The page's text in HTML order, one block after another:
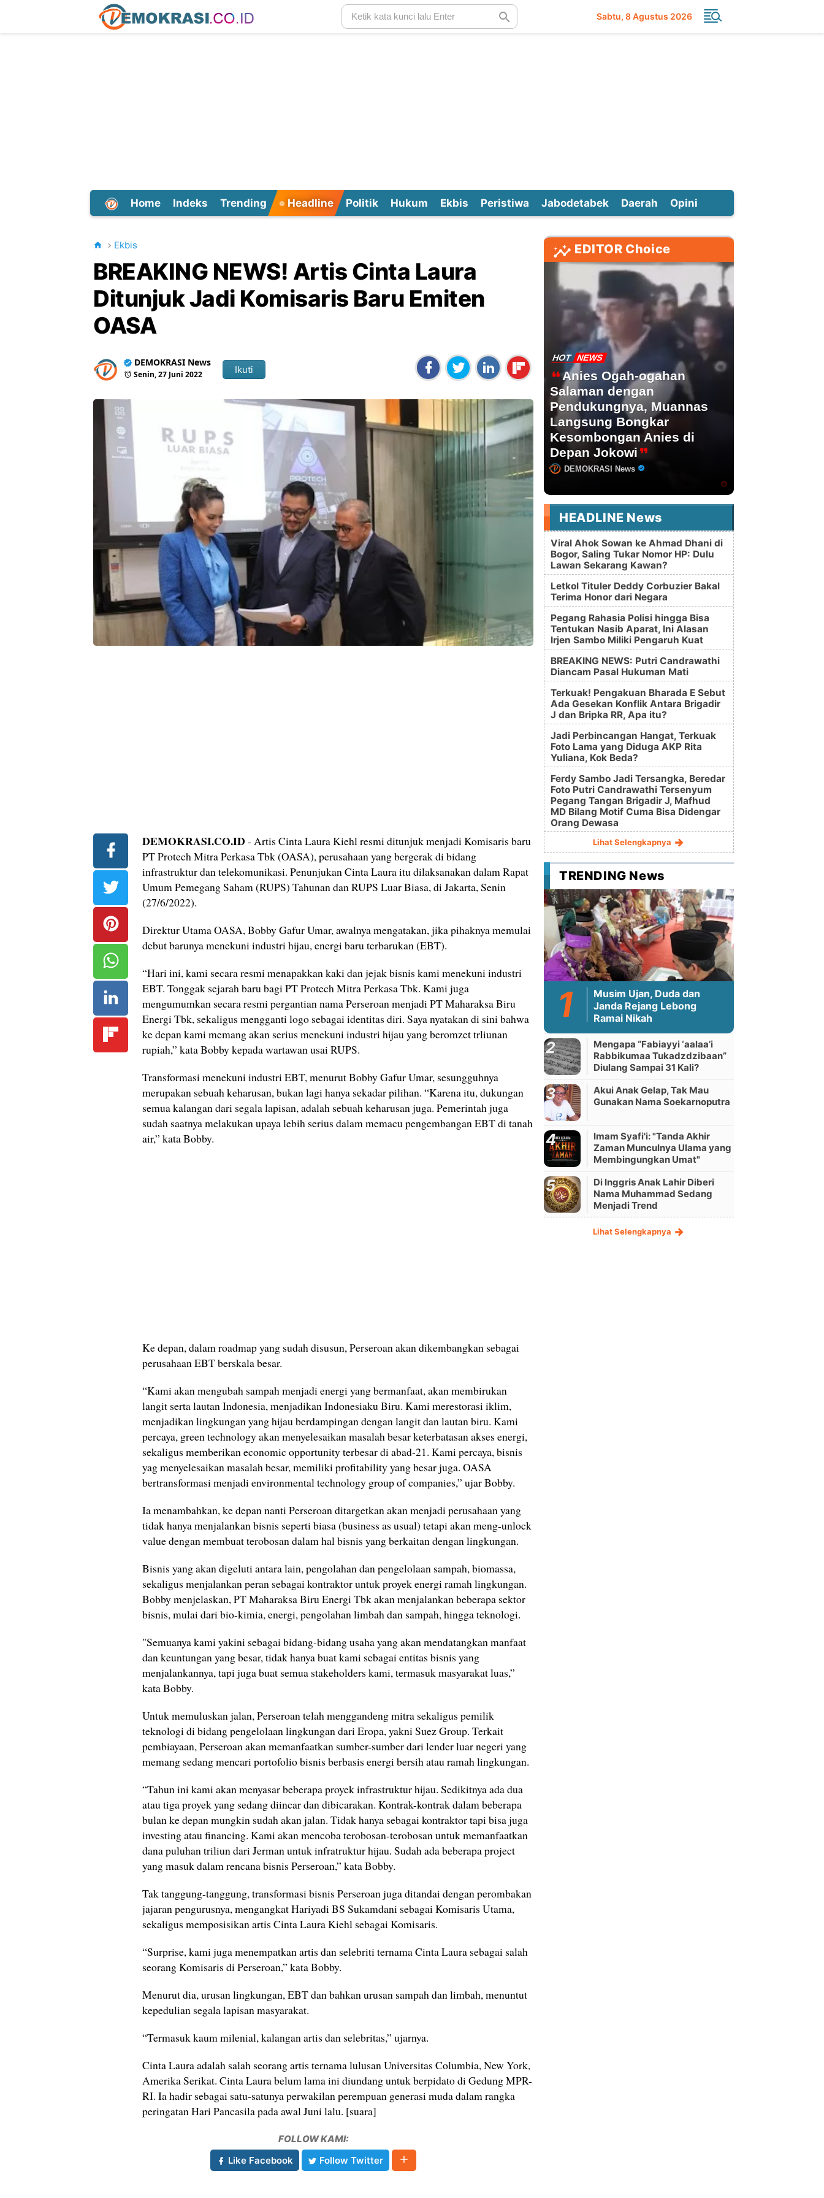
Sabtu 8 Agustus 2026
Home Indeks Trending Headline Politik Hukum Ekbis Peristiwa Jabodetabek Daerah Opini
Ekbis
BREAKING NEWS! Artis Cinta Laura
Ditunjuk Jadi Komisaris Baru Emiten
OASA
DEMOKRASI News
Senin, 27 Juni 2022 Ikuti
DEMOKRASI.CO.ID - Artis Cinta Laura Kiehl resmi ditunjuk menjadi Komisaris baru
PT Protech Mitra Perkasa Tbk (OASA), perusahaan yang bergerak di bidang
infrastruktur dan telekomunikasi. Penunjukan Cinta Laura itu dilaksanakan dalam Rapat
Umum Pemegang Saham (RUPS) Tahunan dan RUPS Luar Biasa, di Jakarta, Senin
(27/6/2022).
Direktur Utama OASA, Bobby Gafur Umar, awalnya mengatakan, jika pihaknya memulai
debut barunya menekuni industri hijau, energi baru terbarukan (EBT).
“Hari ini, kami secara resmi menapakkan kaki dan jejak bisnis kami menekuni industri
EBT. Tonggak sejarah baru bagi PT Protech Mitra Perkasa Tbk. Kami juga
mengumumkan secara resmi pergantian nama Perseroan menjadi PT Maharaksa Biru
Energi Tbk, sekaligus mengganti logo sebagai identitas diri. Saya nyatakan di sini bahwa
ke depan kami memang akan serius menekuni industri hijau yang beromzet trliunan
rupiah,” kata Bobby kepada wartawan usai RUPS.
Transformasi menekuni industri EBT, menurut Bobby Gafur Umar, sesungguhnya
merupakan sebuah keharusan, bukan lagi hanya sekadar pilihan. “Karena itu, dukungan
semua kalangan dari segala lapisan, adalah sebuah keharusan juga. Pemerintah juga
sudah saatnya melakukan upaya lebih serius dalam memacu pengembangan EBT di tanah
air,” kata Bobby.
Ke depan, dalam roadmap yang sudah disusun, Perseroan akan dikembangkan sebagai
perusahaan EBT berskala besar.
“Kami akan mengubah sampah menjadi energi yang bermanfaat, akan membirukan
langit serta lautan Indonesia, menjadikan Indonesiaku Biru. Kami merestorasi iklim,
menjadikan lingkungan yang hijau berdampingan dengan langit dan lautan biru. Kami
percaya, green technology akan menyelesaikan masalah besar keterbatasan akses energi,
sekaligus memberikan economic opportunity terbesar di abad-21. Kami percaya, bisnis
yag menyelesaikan masalah besar, memiliki profitability yang besar juga. OASA
bertransformasi menjadi environmental technology group of companies,” ujar Bobby.
Ia menambahkan, ke depan nanti Perseroan ditargetkan akan menjadi perusahaan yang
tidak hanya menjalankan bisnis seperti biasa (business as usual) tetapi akan meng-unlock
value dengan membuat terobosan dalam hal bisnis yang berkaitan dengan lingkungan.
Bisnis yang akan digeluti antara lain, pengolahan dan pengelolaan sampah, biomassa,
sekaligus menjalankan peran sebagai kontraktor untuk proyek energi ramah lingkungan.
Bobby menjelaskan, PT Maharaksa Biru Energi Tbk akan menjalankan beberapa sektor
bisnis, mulai dari bio-kimia, energi, pengolahan limbah dan sampah, hingga teknologi.
"Semuanya kami yakini sebagai bidang-bidang usaha yang akan mendatangkan manfaat
dan keuntungan yang besar, tidak hanya buat kami sebagai entitas bisnis yang
menjalankannya, tapi juga buat semua stakeholders kami, termasuk masyarakat luas,”
kata Bobby.
Untuk memuluskan jalan, Perseroan telah menggandeng mitra sekaligus pemilik
teknologi di bidang pengelolaan lingkungan dari Eropa, yakni Suez Group. Terkait
pembiayaan, Perseroan akan memanfaatkan sumber-sumber dari lender luar negeri yang
memang sedang mencari portofolio bisnis berbasis energi bersih atau ramah lingkungan.
“Tahun ini kami akan menyasar beberapa proyek infrastruktur hijau. Sedikitnya ada dua
atau tiga proyek yang sedang diincar dan dibicarakan. Kontrak-kontrak dalam beberapa
bulan ke depan mungkin sudah akan jalan. Tidak hanya sebagai kontraktor tapi bisa juga
investing atau financing. Kami akan mencoba terobosan-terobosan untuk memanfaatkan
dana puluhan triliun dari Jerman untuk infratruktur hijau. Sudah ada beberapa project
yang masuk dalam rencana bisnis Perseroan,” kata Bobby.
Tak tanggung-tanggung, transformasi bisnis Perseroan juga ditandai dengan perombakan
jajaran pengurusnya, mengangkat Hariyadi BS Sukamdani sebagai Komisaris Utama,
sekaligus memposisikan artis Cinta Laura Kiehl sebagai Komisaris.
“Surprise, kami juga menempatkan artis dan selebriti ternama Cinta Laura sebagai salah
seorang Komisaris di Perseroan,” kata Bobby.
Menurut dia, urusan lingkungan, EBT dan bahkan urusan sampah dan limbah, menuntut
kepedulian segala lapisan masyarakat.
“Termasuk kaum milenial, kalangan artis dan selebritas,” ujarnya.
Cinta Laura adalah salah seorang artis ternama lulusan Universitas Columbia, New York,
Amerika Serikat. Cinta Laura belum lama ini diundang untuk berpidato di Gedung MPR-
RI. Ia hadir sebagai satu-satunya perwakilan perempuan generasi muda dalam rangka
peringatan Hari Pancasila pada awal Juni lalu. [suara]
FOLLOW KAMI:
Like Facebook
Follow Twitter
EDITOR Choice
HOT NEWS
Anies Ogah-ogahan
Salaman dengan
Pendukungnya, Muannas
Langsung Bongkar
Kesombongan Anies di
Depan Jokowi
DEMOKRASI News
HEADLINE News
Viral Ahok Sowan ke Ahmad Dhani di
Bogor, Saling Tukar Nomor HP: Dulu
Lawan Sekarang Kawan?
Letkol Tituler Deddy Corbuzier Bakal
Terima Honor dari Negara
Pegang Rahasia Polisi hingga Bisa
Tentukan Nasib Aparat, Ini Alasan
Irjen Sambo Miliki Pengaruh Kuat
BREAKING NEWS: Putri Candrawathi
Diancam Pasal Hukuman Mati
Terkuak! Pengakuan Bharada E Sebut
Ada Gesekan Konflik Antara Brigadir
J dan Bripka RR, Apa itu?
Jadi Perbincangan Hangat, Terkuak
Foto Lama yang Diduga AKP Rita
Yuliana, Kok Beda?
Ferdy Sambo Jadi Tersangka, Beredar
Foto Putri Candrawathi Tersenyum
Pegang Tangan Brigadir J, Mafhud
MD Bilang Motif Cuma Bisa Didengar
Orang Dewasa
Lihat Selengkapnya
TRENDING News
Musim Ujan, Duda dan
Janda Rejang Lebong
Ramai Nikah
Mengapa “Fabiayyi ‘aalaa’i
Rabbikumaa Tukadzdzibaan”
Diulang Sampai 31 Kali?
Akui Anak Gelap, Tak Mau
Gunakan Nama Soekarnoputra
Imam Syafi'i: "Tanda Akhir
Zaman Munculnya Ulama yang
Membingungkan Umat"
Di Inggris Anak Lahir Diberi
Nama Muhammad Sedang
Menjadi Trend
Lihat Selengkapnya